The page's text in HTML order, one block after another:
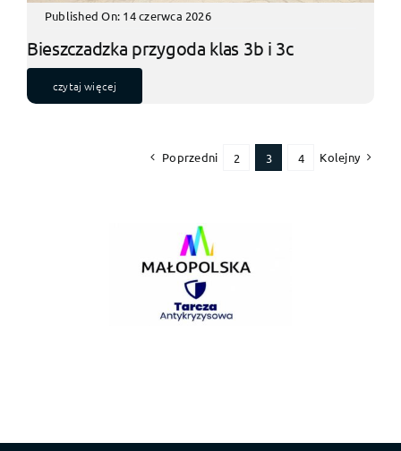
Published On: 14 czerwca 2026
Bieszczadzka przygoda klas 3b i 3c
czytaj więcej
Poprzedni 2 3 4 Kolejny